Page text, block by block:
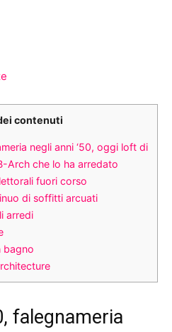
contenuti
negli anni ‘50, oggi loft di
Arch che lo ha arredato
fuori corso
di soffitti arcuati
arredi
bagno
falegnameria